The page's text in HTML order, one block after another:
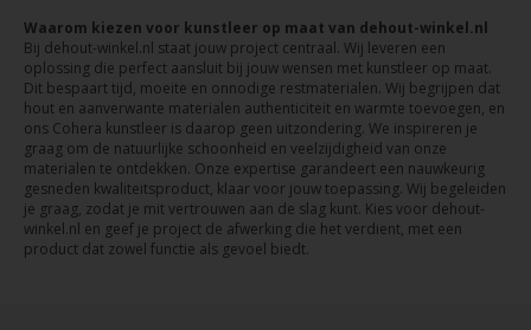
Waarom kiezen voor kunstleer op maat van dehout-winkel.nl
Bij dehout-winkel.nl staat jouw project centraal. Wij leveren een
oplossing die perfect aansluit bij jouw wensen met kunstleer op maat.
Dit bespaart tijd, moeite en onnodige restmaterialen. Wij begrijpen dat
hout en aanverwante materialen authenticiteit en warmte toevoegen, en
ons Cohera kunstleer is daarop geen uitzondering. We inspireren je
graag om de natuurlijke schoonheid en veelzijdigheid van onze
materialen te ontdekken. Onze expertise garandeert een nauwkeurig
gesneden kwaliteitsproduct, klaar voor jouw toepassing. Wij begeleiden
je graag, zodat je mit vertrouwen aan de slag kunt. Kies voor dehout-
winkel.nl en geef je project de afwerking die het verdient, met een
product dat zowel functie als gevoel biedt.